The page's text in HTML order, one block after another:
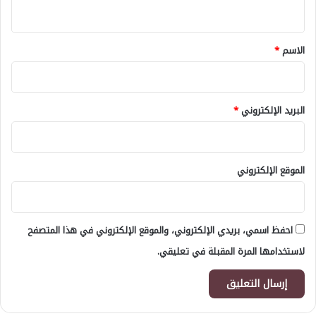
*
الاسم*
البريد الإلكتروني*
الموقع الإلكتروني
احفظ اسمي، بريدي الإلكتروني، والموقع الإلكتروني في هذا المتصفح
لاستخدامها المرة المقبلة في تعليقي.